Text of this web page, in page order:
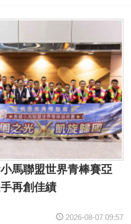
馬聯盟世界青棒賽亞
再創佳績
2026-08-07 09:57